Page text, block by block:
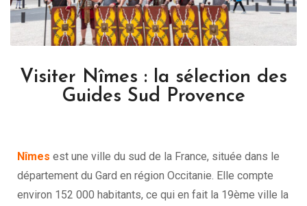
Visiter Nîmes : la sélection des
Guides Sud Provence
Nîmes est une ville du sud de la France, située dans le
département du Gard en région Occitanie. Elle compte
environ 152 000 habitants, ce qui en fait la 19ème ville la